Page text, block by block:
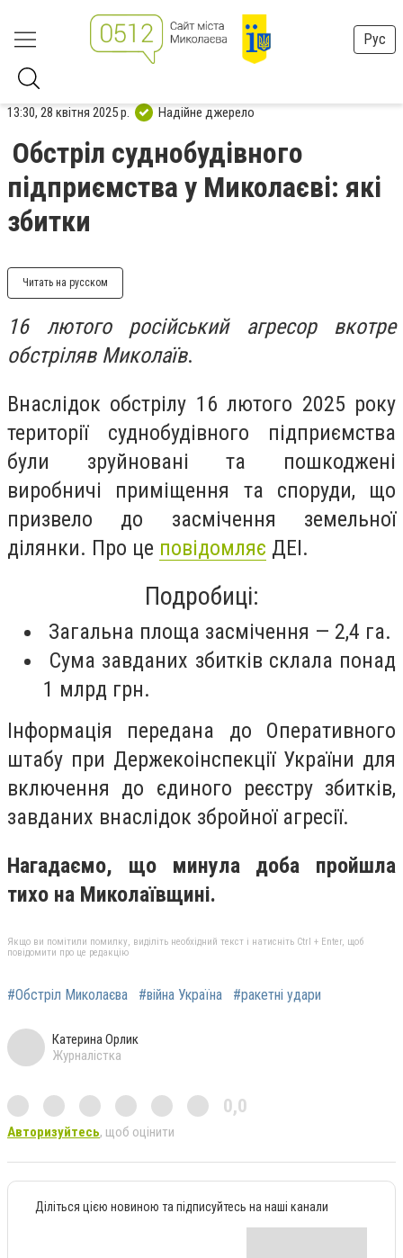
Рус
13:30, 28 квітня 2025 р. Надійне джерело
Обстріл суднобудівного
підприємства у Миколаєві: які
збитки
Читать на русском
16 лютого російський агресор вкотре
обстріляв Миколаїв.
Внаслідок обстрілу 16 лютого 2025 року
території суднобудівного підприємства
були зруйновані та пошкоджені
виробничі приміщення та споруди, що
призвело до засмічення земельної
ділянки. Про це повідомляє ДЕІ.
Подробиці:
Загальна площа засмічення — 2,4 га.
Сума завданих збитків склала понад
1 млрд грн.
Інформація передана до Оперативного
штабу при Держекоінспекції України для
включення до єдиного реєстру збитків,
завданих внаслідок збройної агресії.
Нагадаємо, що минула доба пройшла
тихо на Миколаївщині.
Якщо ви помітили помилку, виділіть необхідний текст і натисніть Ctrl + Enter, щоб
повідомити про це редакцію
#Обстріл Миколаєва #війна Україна #ракетні удари
Катерина Орлик
Журналістка
0,0
Авторизуйтесь, щоб оцінити
Діліться цією новиною та підписуйтесь на наші канали